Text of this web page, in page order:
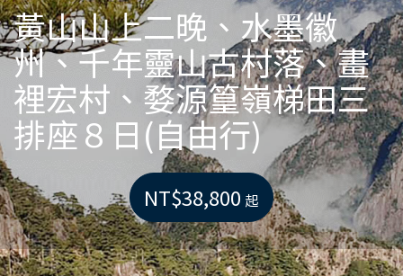
黃山山上二晚、水墨徽
州、千年靈山古村落、畫
裡宏村、婺源篁嶺梯田三
排座８日(自由行)
NT$38,800 起